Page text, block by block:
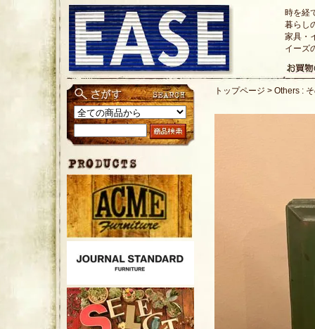
時を経
暮らし
家具・
イーズ
トップページ > Others :